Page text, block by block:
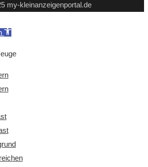
my-kleinanzeigenportal.de